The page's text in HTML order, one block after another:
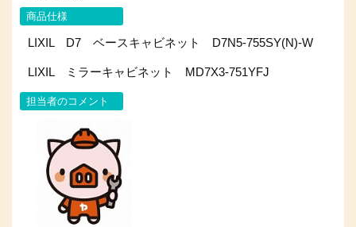
商品仕様
LIXIL D7 ベースキャビネット D7N5-755SY(N)-W
LIXIL ミラーキャビネット MD7X3-751YFJ
担当者のコメント